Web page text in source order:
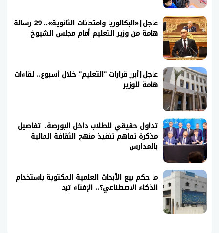
عاجل|«البكالوريا وامتحانات الثانوية».. 29 رسالة
هامة من وزير التعليم أمام مجلس الشيوخ
عاجل|أبرز قرارات "التعليم" خلال أسبوع.. لقاءات
هامة للوزير
تداول حقيقي للطلاب داخل البورصة.. تفاصيل
مذكرة تفاهم تنفيذ منهج الثقافة المالية
بالمدارس
ما حكم بيع الأبحاث العلمية المكتوبة باستخدام
الذكاء الاصطناعي؟.. الإفتاء ترد